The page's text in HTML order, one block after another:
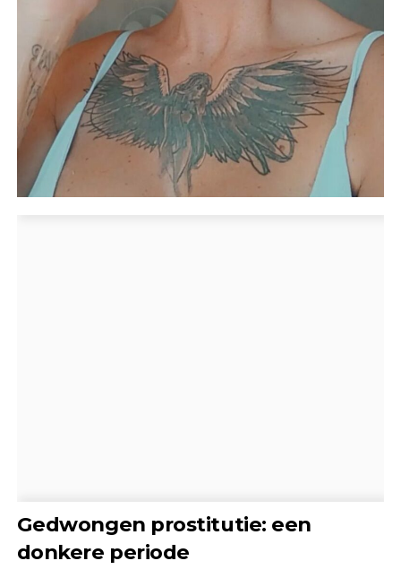
Gedwongen prostitutie: een
donkere periode